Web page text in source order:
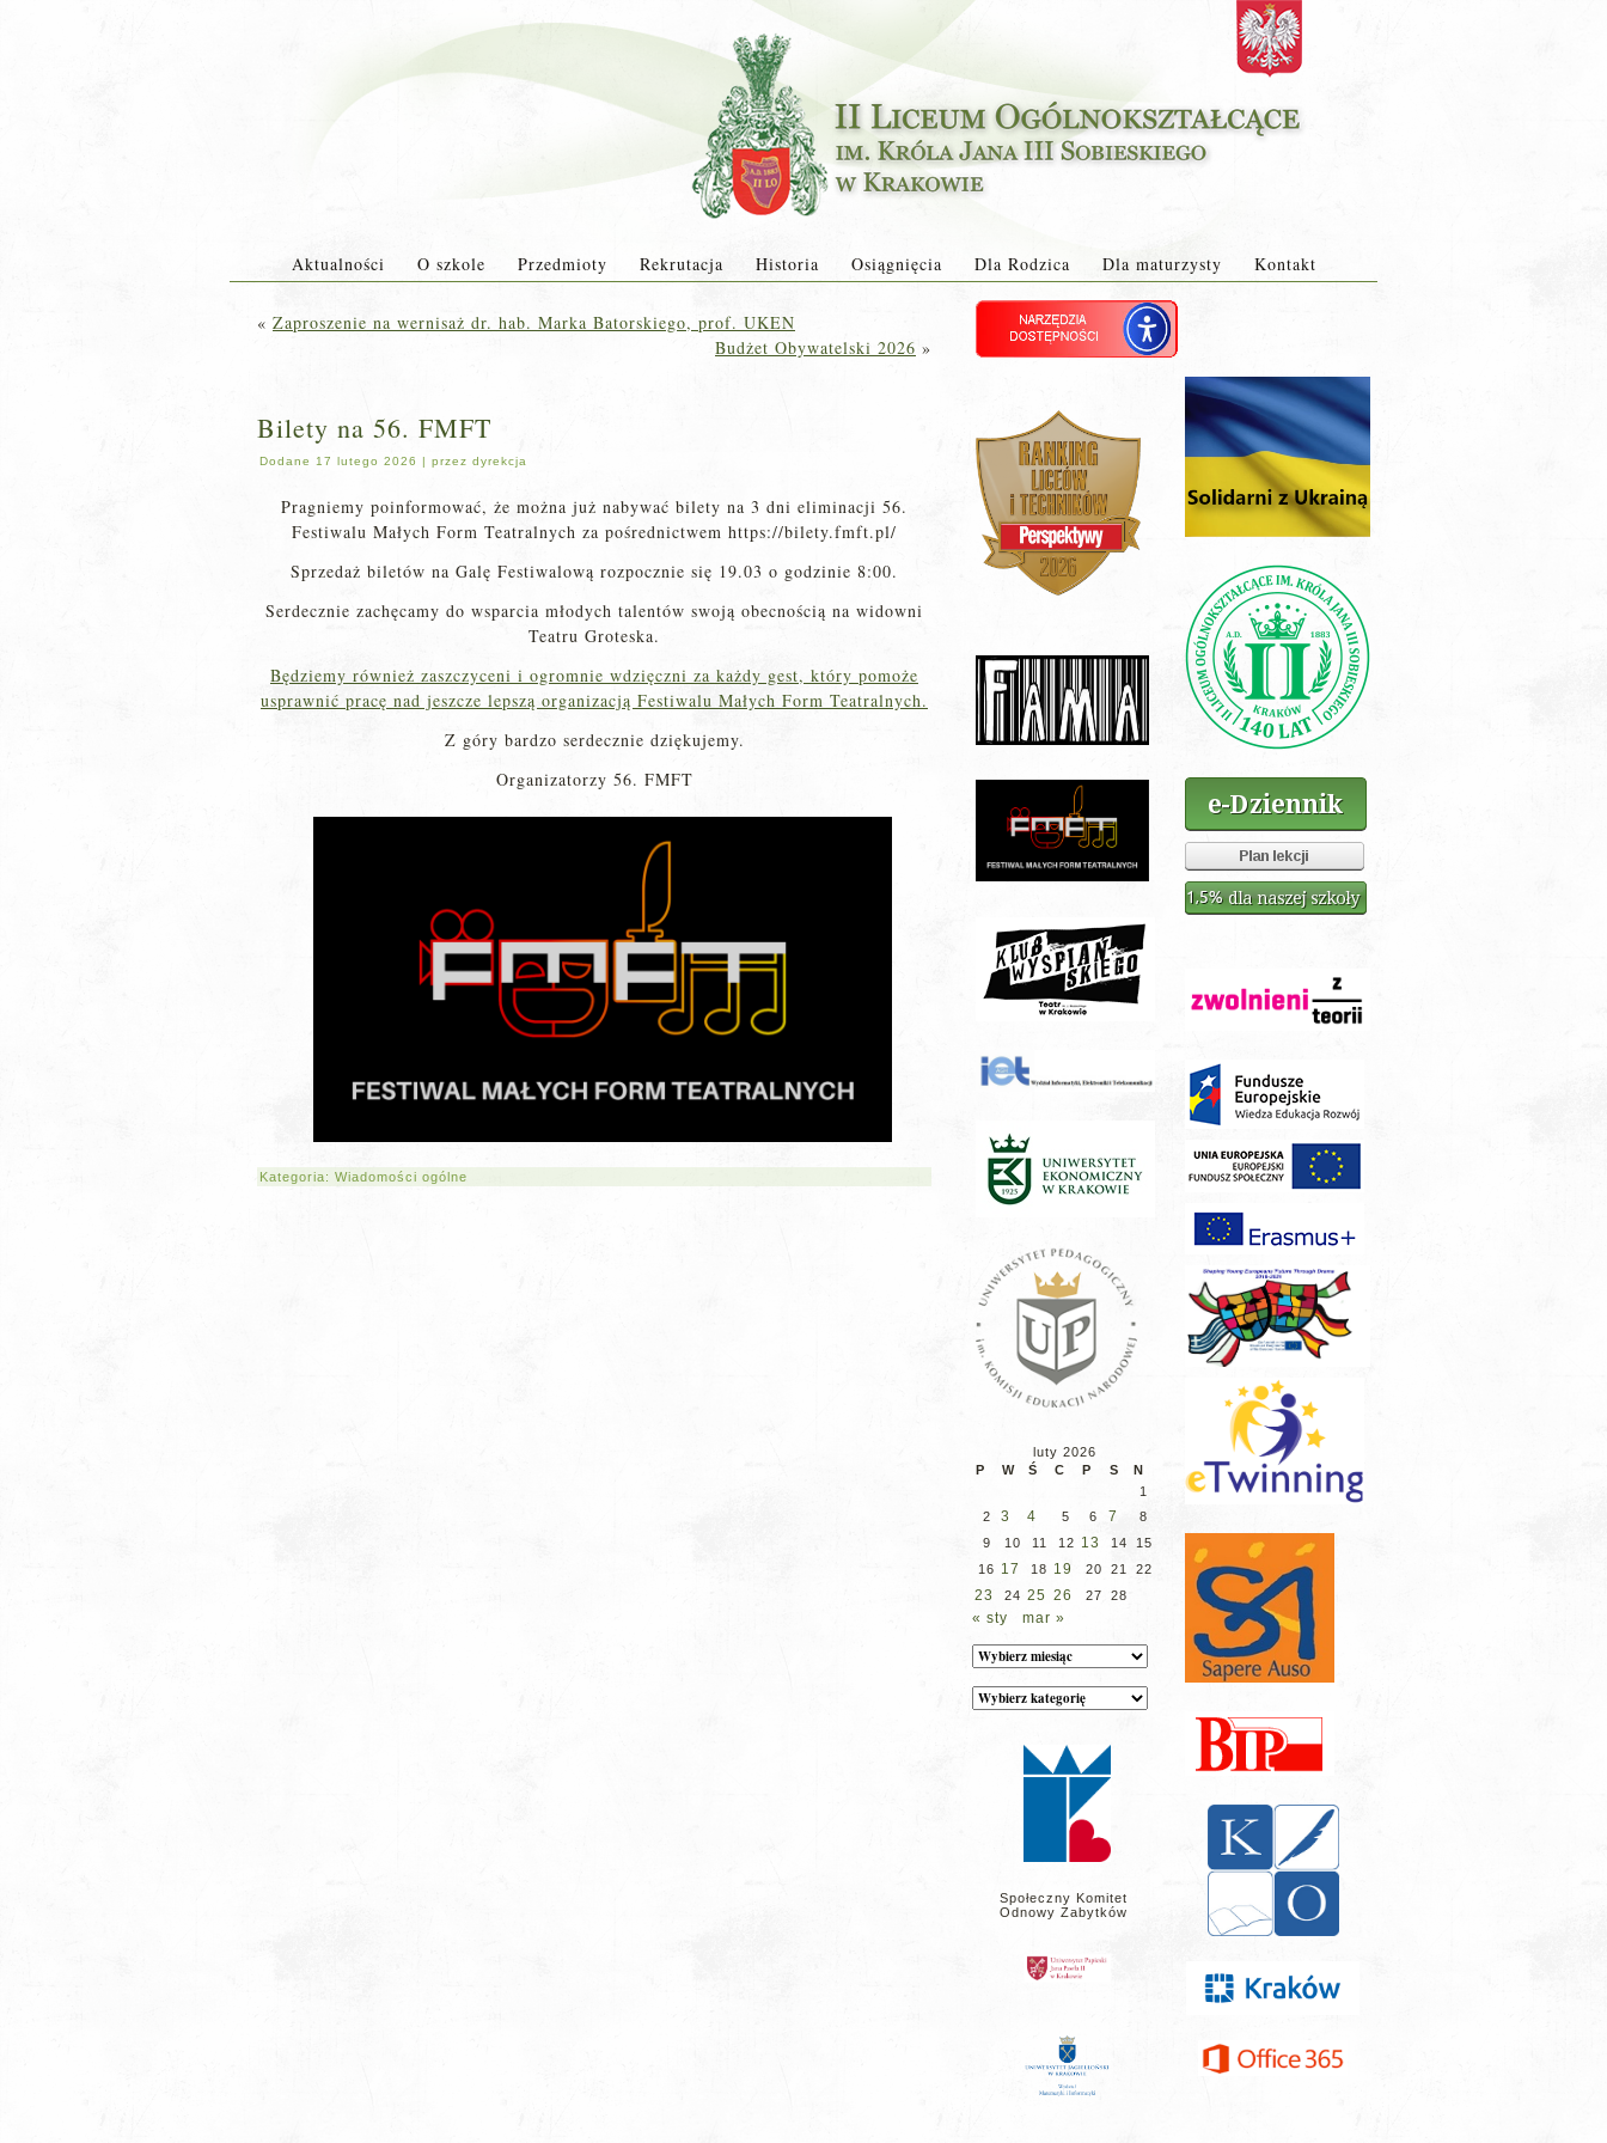
Aktualności O szkole Przedmioty Rekrutacja Historia Osiągnięcia Dla Rodzica Dla maturzysty Kontakt
« Zaproszenie na wernisaż dr. hab. Marka Batorskiego, prof. UKEN
Budżet Obywatelski 2026 »
Bilety na 56. FMFT
Dodane 17 lutego 2026 | przez dyrekcja
Pragniemy poinformować, że można już nabywać bilety na 3 dni eliminacji 56.
Festiwalu Małych Form Teatralnych za pośrednictwem https://bilety.fmft.pl/
Sprzedaż biletów na Galę Festiwalową rozpocznie się 19.03 o godzinie 8:00.
Serdecznie zachęcamy do wsparcia młodych talentów swoją obecnością na widowni
Teatru Groteska.
Będziemy również zaszczyceni i ogromnie wdzięczni za każdy gest, który pomoże
usprawnić pracę nad jeszcze lepszą organizacją Festiwalu Małych Form Teatralnych.
Z góry bardzo serdecznie dziękujemy.
Organizatorzy 56. FMFT
Kategoria: Wiadomości ogólne
luty 2026
P
W Ś C P S
N
1
2
3 4 5 6 7
8
9
10 11 12 13 14
15
16 17 18 19 20 21 22
23 24 25 26 27 28
« sty mar »
Archiwum
Kategorie
wpisów
Społeczny Komitet
Odnowy Zabytków